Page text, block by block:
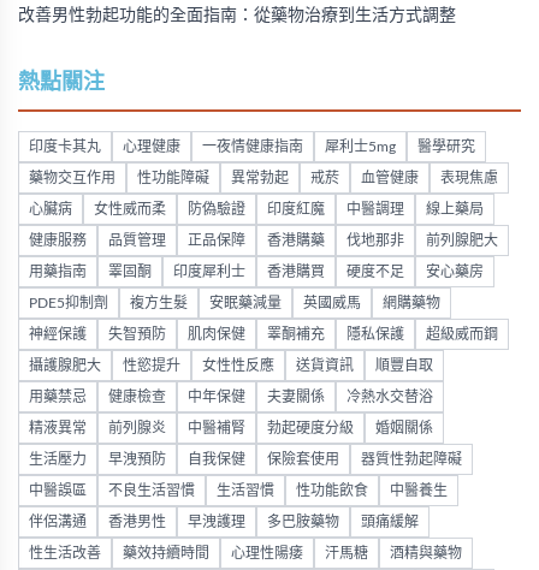
改善男性勃起功能的全面指南：從藥物治療到生活方式調整
熱點關注
印度卡其丸 心理健康 一夜情健康指南 犀利士5mg 醫學研究
藥物交互作用 性功能障礙 異常勃起 戒菸 血管健康 表現焦慮
心臟病 女性威而柔 防偽驗證 印度紅魔 中醫調理 線上藥局
健康服務 品質管理 正品保障 香港購藥 伐地那非 前列腺肥大
用藥指南 睪固酮 印度犀利士 香港購買 硬度不足 安心藥房
PDE5抑制劑 複方生髮 安眠藥減量 英國威馬 網購藥物
神經保護 失智預防 肌肉保健 睪酮補充 隱私保護 超級威而鋼
攝護腺肥大 性慾提升 女性性反應 送貨資訊 順豐自取
用藥禁忌 健康檢查 中年保健 夫妻關係 冷熱水交替浴
精液異常 前列腺炎 中醫補腎 勃起硬度分級 婚姻關係
生活壓力 早洩預防 自我保健 保險套使用 器質性勃起障礙
中醫誤區 不良生活習慣 生活習慣 性功能飲食 中醫養生
伴侶溝通 香港男性 早洩護理 多巴胺藥物 頭痛緩解
性生活改善 藥效持續時間 心理性陽痿 汗馬糖 酒精與藥物